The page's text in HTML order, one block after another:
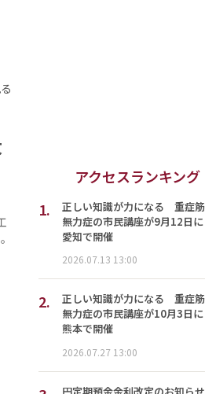
アクセスランキング
1.
正しい知識が力になる 重症筋
無力症の市民講座が9月12日に
愛知で開催
2026.07.13 13:00
2.
正しい知識が力になる 重症筋
無力症の市民講座が10月3日に
熊本で開催
2026.07.27 13:00